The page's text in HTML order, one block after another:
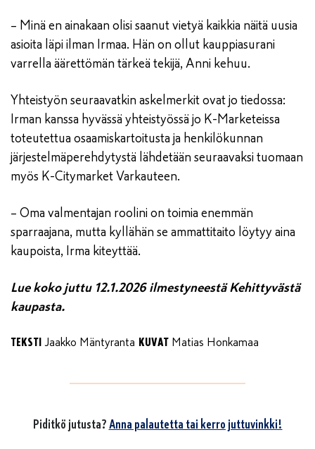
– Minä en ainakaan olisi saanut vietyä kaikkia näitä uusia
asioita läpi ilman Irmaa. Hän on ollut kauppiasurani
varrella äärettömän tärkeä tekijä, Anni kehuu.
Yhteistyön seuraavatkin askelmerkit ovat jo tiedossa:
Irman kanssa hyvässä yhteistyössä jo K-Marketeissa
toteutettua osaamiskartoitusta ja henkilökunnan
järjestelmäperehdytystä lähdetään seuraavaksi tuomaan
myös K-Citymarket Varkauteen.
– Oma valmentajan roolini on toimia enemmän
sparraajana, mutta kyllähän se ammattitaito löytyy aina
kaupoista, Irma kiteyttää.
Lue koko juttu 12.1.2026 ilmestyneestä Kehittyvästä
kaupasta.
TEKSTI Jaakko Mäntyranta KUVAT Matias Honkamaa
Piditkö jutusta?Anna palautetta tai kerro juttuvinkki!